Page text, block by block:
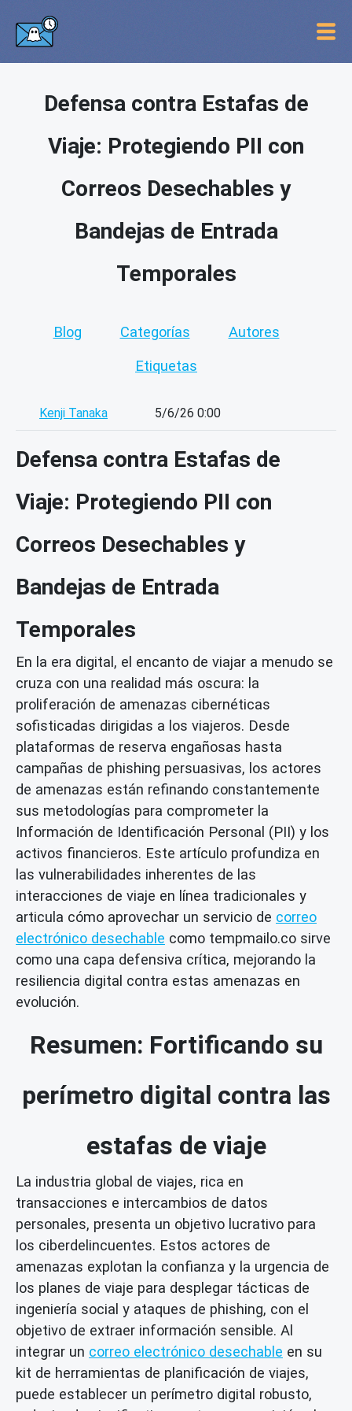
Defensa contra Estafas de
Viaje: Protegiendo PII con
Correos Desechables y
Bandejas de Entrada
Temporales
Blog Categorías Autores
Etiquetas
Kenji Tanaka 5/6/26 0:00
Defensa contra Estafas de
Viaje: Protegiendo PII con
Correos Desechables y
Bandejas de Entrada
Temporales
En la era digital, el encanto de viajar a menudo se
cruza con una realidad más oscura: la
proliferación de amenazas cibernéticas
sofisticadas dirigidas a los viajeros. Desde
plataformas de reserva engañosas hasta
campañas de phishing persuasivas, los actores
de amenazas están refinando constantemente
sus metodologías para comprometer la
Información de Identificación Personal (PII) y los
activos financieros. Este artículo profundiza en
las vulnerabilidades inherentes de las
interacciones de viaje en línea tradicionales y
articula cómo aprovechar un servicio de correo
electrónico desechable como tempmailo.co sirve
como una capa defensiva crítica, mejorando la
resiliencia digital contra estas amenazas en
evolución.
Resumen: Fortificando su
perímetro digital contra las
estafas de viaje
La industria global de viajes, rica en
transacciones e intercambios de datos
personales, presenta un objetivo lucrativo para
los ciberdelincuentes. Estos actores de
amenazas explotan la confianza y la urgencia de
los planes de viaje para desplegar tácticas de
ingeniería social y ataques de phishing, con el
objetivo de extraer información sensible. Al
integrar un correo electrónico desechable en su
kit de herramientas de planificación de viajes,
puede establecer un perímetro digital robusto,